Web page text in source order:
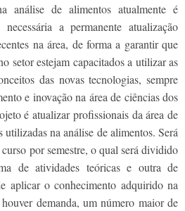
análise de alimentos atualmente é
a permanente atualização
na área, de forma a garantir que
setor estejam capacitados a utilizar as
das novas tecnologias, sempre
e inovação na área de ciências dos
é atualizar profissionais da área de
na análise de alimentos. Será
por semestre, o qual será dividido
de atividades teóricas e outra de
aplicar o conhecimento adquirido na
demanda, um número maior de